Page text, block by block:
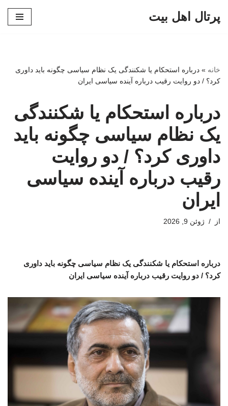
پرتال اهل بیت
خانه » درباره استحکام یا شکنندگی یک نظام سیاسی چگونه باید داوری
کرد؟ / دو روایت رقیب درباره آینده سیاسی ایران
درباره استحکام یا شکنندگی
یک نظام سیاسی چگونه باید
داوری کرد؟ / دو روایت
رقیب درباره آینده سیاسی
ایران
از ژوئن 9, 2026
درباره استحکام یا شکنندگی یک نظام سیاسی چگونه باید داوری
کرد؟ / دو روایت رقیب درباره آینده سیاسی ایران